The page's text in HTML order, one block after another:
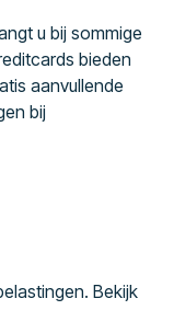
u bij sommige
bieden
aanvullende
bij
Bekijk